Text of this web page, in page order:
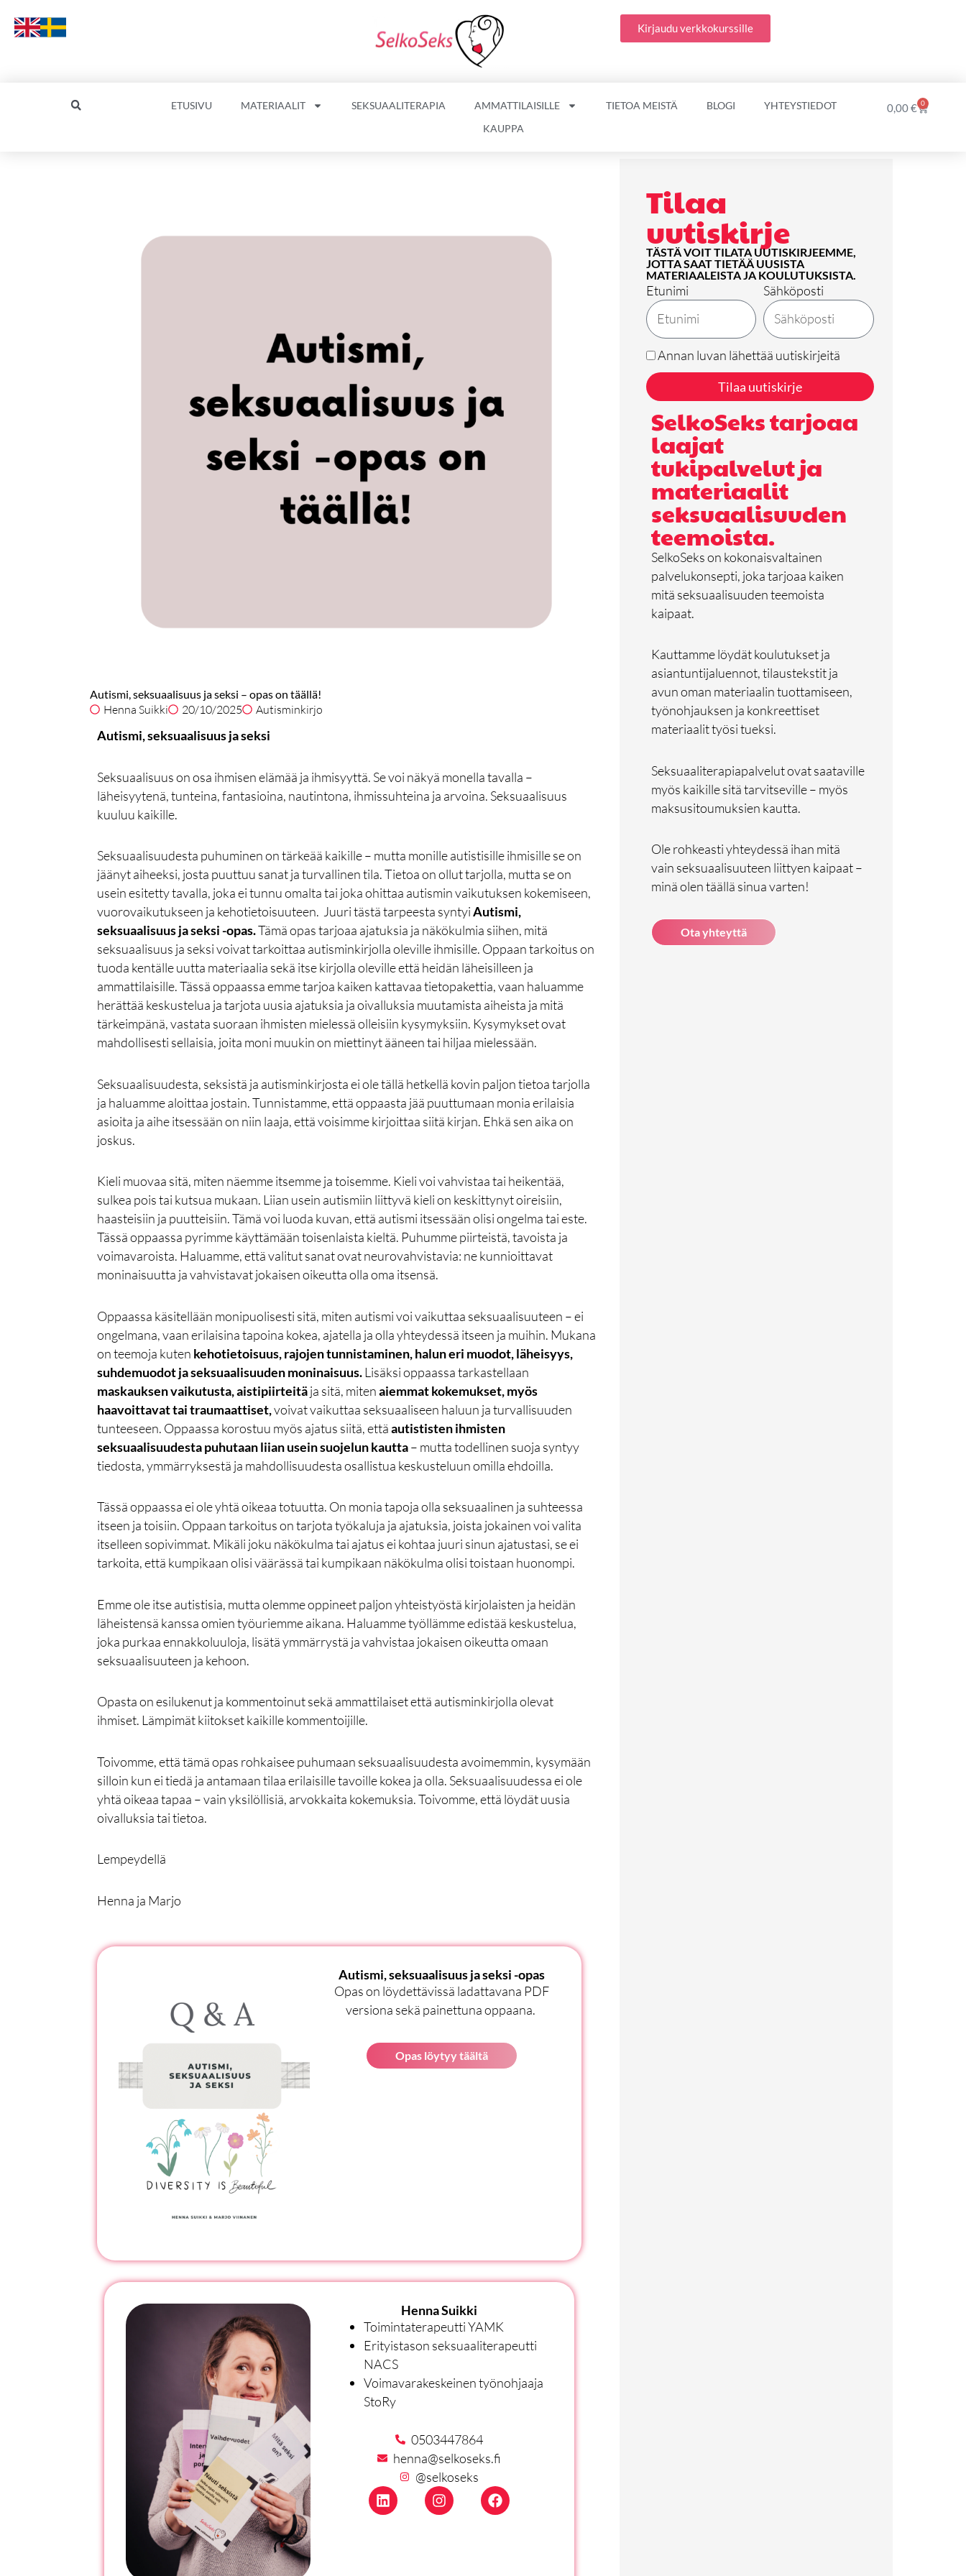
sisältöön
Kirjaudu verkkokurssille
ETUSIVU MATERIAALIT SEKSUAALITERAPIA AMMATTILAISILLE TIETOA MEISTÄ BLOGI
YHTEYSTIEDOT
KAUPPA
0,00€ 0
Cart
Tilaa
uutiskirje
TÄSTÄ VOIT TILATA UUTISKIRJEEMME,
JOTTA SAAT TIETÄÄ UUSISTA
MATERIAALEISTA JA KOULUTUKSISTA.
Etunimi Sähköposti
Annan luvan lähettää uutiskirjeitä
Tilaa uutiskirje
SelkoSeks tarjoaa
laajat
tukipalvelut ja
materiaalit
seksuaalisuuden
teemoista.
SelkoSeks on kokonaisvaltainen
palvelukonsepti, joka tarjoaa kaiken
mitä seksuaalisuuden teemoista
kaipaat.
Kauttamme löydät koulutukset ja
asiantuntijaluennot, tilaustekstit ja
avun oman materiaalin tuottamiseen,
työnohjauksen ja konkreettiset
materiaalit työsi tueksi.
Seksuaaliterapiapalvelut ovat saataville
myös kaikille sitä tarvitseville – myös
maksusitoumuksien kautta.
Ole rohkeasti yhteydessä ihan mitä
vain seksuaalisuuteen liittyen kaipaat –
minä olen täällä sinua varten!
Ota yhteyttä
Autismi, seksuaalisuus ja seksi – opas on täällä!
Henna Suikki 20/10/2025 Autisminkirjo
Autismi, seksuaalisuus ja seksi
Seksuaalisuus on osa ihmisen elämää ja ihmisyyttä. Se voi näkyä monella tavalla –
läheisyytenä, tunteina, fantasioina, nautintona, ihmissuhteina ja arvoina. Seksuaalisuus
kuuluu kaikille.
Seksuaalisuudesta puhuminen on tärkeää kaikille – mutta monille autistisille ihmisille se on
jäänyt aiheeksi, josta puuttuu sanat ja turvallinen tila. Tietoa on ollut tarjolla, mutta se on
usein esitetty tavalla, joka ei tunnu omalta tai joka ohittaa autismin vaikutuksen kokemiseen,
vuorovaikutukseen ja kehotietoisuuteen. Juuri tästä tarpeesta syntyiAutismi,
seksuaalisuus ja seksi -opas.Tämä opas tarjoaa ajatuksia ja näkökulmia siihen, mitä
seksuaalisuus ja seksi voivat tarkoittaa autisminkirjolla oleville ihmisille. Oppaan tarkoitus on
tuoda kentälle uutta materiaalia sekä itse kirjolla oleville että heidän läheisilleen ja
ammattilaisille. Tässä oppaassa emme tarjoa kaiken kattavaa tietopakettia, vaan haluamme
herättää keskustelua ja tarjota uusia ajatuksia ja oivalluksia muutamista aiheista ja mitä
tärkeimpänä, vastata suoraan ihmisten mielessä olleisiin kysymyksiin. Kysymykset ovat
mahdollisesti sellaisia, joita moni muukin on miettinyt ääneen tai hiljaa mielessään.
Seksuaalisuudesta, seksistä ja autisminkirjosta ei ole tällä hetkellä kovin paljon tietoa tarjolla
ja haluamme aloittaa jostain. Tunnistamme, että oppaasta jää puuttumaan monia erilaisia
asioita ja aihe itsessään on niin laaja, että voisimme kirjoittaa siitä kirjan. Ehkä sen aika on
joskus.
Kieli muovaa sitä, miten näemme itsemme ja toisemme. Kieli voi vahvistaa tai heikentää,
sulkea pois tai kutsua mukaan. Liian usein autismiin liittyvä kieli on keskittynyt oireisiin,
haasteisiin ja puutteisiin. Tämä voi luoda kuvan, että autismi itsessään olisi ongelma tai este.
Tässä oppaassa pyrimme käyttämään toisenlaista kieltä. Puhumme piirteistä, tavoista ja
voimavaroista. Haluamme, että valitut sanat ovat neurovahvistavia: ne kunnioittavat
moninaisuutta ja vahvistavat jokaisen oikeutta olla oma itsensä.
Oppaassa käsitellään monipuolisesti sitä, miten autismi voi vaikuttaa seksuaalisuuteen – ei
ongelmana, vaan erilaisina tapoina kokea, ajatella ja olla yhteydessä itseen ja muihin. Mukana
on teemoja kuten kehotietoisuus, rajojen tunnistaminen, halun eri muodot, läheisyys,
suhdemuodot ja seksuaalisuuden moninaisuus.Lisäksi oppaassa tarkastellaan
maskauksen vaikutusta, aistipiirteitäja sitä, mitenaiemmat kokemukset, myös
haavoittavat tai traumaattiset,voivat vaikuttaa seksuaaliseen haluun ja turvallisuuden
tunteeseen. Oppaassa korostuu myös ajatus siitä, ettäautististen ihmisten
seksuaalisuudesta puhutaan liian usein suojelun kautta– mutta todellinen suoja syntyy
tiedosta, ymmärryksestä ja mahdollisuudesta osallistua keskusteluun omilla ehdoilla.
Tässä oppaassa ei ole yhtä oikeaa totuutta. On monia tapoja olla seksuaalinen ja suhteessa
itseen ja toisiin. Oppaan tarkoitus on tarjota työkaluja ja ajatuksia, joista jokainen voi valita
itselleen sopivimmat. Mikäli joku näkökulma tai ajatus ei kohtaa juuri sinun ajatustasi, se ei
tarkoita, että kumpikaan olisi väärässä tai kumpikaan näkökulma olisi toistaan huonompi.
Emme ole itse autistisia, mutta olemme oppineet paljon yhteistyöstä kirjolaisten ja heidän
läheistensä kanssa omien työuriemme aikana. Haluamme työllämme edistää keskustelua,
joka purkaa ennakkoluuloja, lisätä ymmärrystä ja vahvistaa jokaisen oikeutta omaan
seksuaalisuuteen ja kehoon.
Opasta on esilukenut ja kommentoinut sekä ammattilaiset että autisminkirjolla olevat
ihmiset. Lämpimät kiitokset kaikille kommentoijille.
Toivomme, että tämä opas rohkaisee puhumaan seksuaalisuudesta avoimemmin, kysymään
silloin kun ei tiedä ja antamaan tilaa erilaisille tavoille kokea ja olla. Seksuaalisuudessa ei ole
yhtä oikeaa tapaa – vain yksilöllisiä, arvokkaita kokemuksia. Toivomme, että löydät uusia
oivalluksia tai tietoa.
Lempeydellä
Henna ja Marjo
Autismi, seksuaalisuus ja seksi -opas
Opas on löydettävissä ladattavana PDF
versiona sekä painettuna oppaana.
Opas löytyy täältä
Henna Suikki
Toimintaterapeutti YAMK
Erityistason seksuaaliterapeutti
NACS
Voimavarakeskeinen työnohjaaja
StoRy
0503447864
henna@selkoseks.fi
@selkoseks
L
i
n
I
n
s
F
a
c